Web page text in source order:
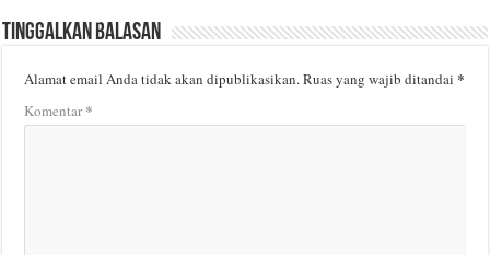
Tinggalkan Balasan
Alamat email Anda tidak akan dipublikasikan.Ruas yang wajib ditandai*
Komentar*